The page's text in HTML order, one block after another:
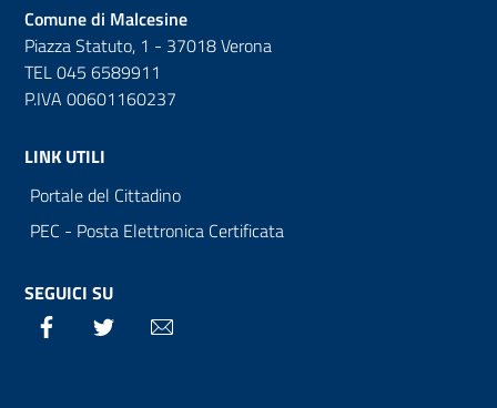
Comune di Malcesine
Piazza Statuto, 1 - 37018 Verona
TEL 045 6589911
P.IVA 00601160237
LINK UTILI
Portale del Cittadino
PEC - Posta Elettronica Certificata
SEGUICI SU
Facebook Twitter